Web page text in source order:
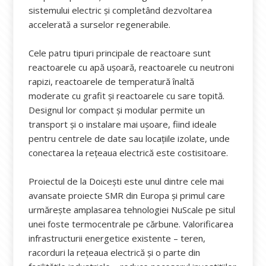
sistemului electric și completând dezvoltarea
accelerată a surselor regenerabile.
Cele patru tipuri principale de reactoare sunt
reactoarele cu apă ușoară, reactoarele cu neutroni
rapizi, reactoarele de temperatură înaltă
moderate cu grafit și reactoarele cu sare topită.
Designul lor compact și modular permite un
transport și o instalare mai ușoare, fiind ideale
pentru centrele de date sau locațiile izolate, unde
conectarea la rețeaua electrică este costisitoare.
Proiectul de la Doicești este unul dintre cele mai
avansate proiecte SMR din Europa și primul care
urmărește amplasarea tehnologiei NuScale pe situl
unei foste termocentrale pe cărbune. Valorificarea
infrastructurii energetice existente – teren,
racorduri la rețeaua electrică și o parte din